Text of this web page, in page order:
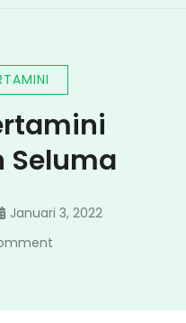
Seluma
Januari 3, 2022
on
Kabupaten